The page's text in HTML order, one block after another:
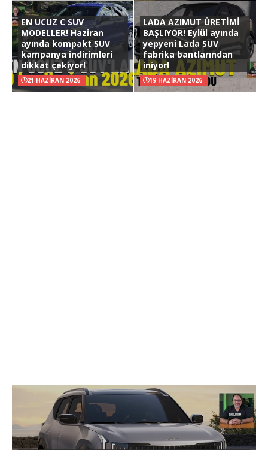
EN UCUZ C SUV
MODELLER! Haziran
ayında kompakt SUV
kampanya indirimleri
dikkat çekiyor!
21 HAZIRAN 2026
LADA AZIMUT ÜRETİMİ
BAŞLIYOR! Eylül ayında
yepyeni Lada SUV
fabrika bantlarından
iniyor!
19 HAZIRAN 2026